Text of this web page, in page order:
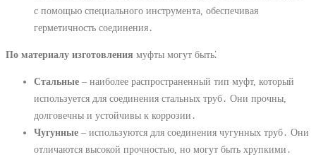
с помощью специального инструмента, обеспечивая
герметичность соединения․
По материалу изготовления муфты могут быть⁚
Стальные – наиболее распространенный тип муфт, который
используется для соединения стальных труб․ Они прочны,
долговечны и устойчивы к коррозии․
Чугунные – используются для соединения чугунных труб․ Они
отличаются высокой прочностью, но могут быть хрупкими․